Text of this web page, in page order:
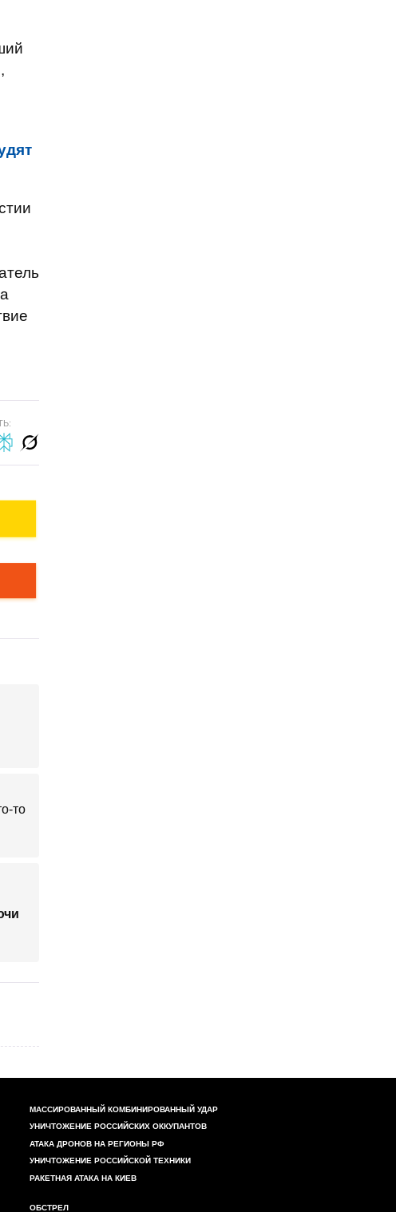
то
МАССИРОВАННЫЙ КОМБИНИРОВАННЫЙ УДАР
УНИЧТОЖЕНИЕ РОССИЙСКИХ ОККУПАНТОВ
АТАКА ДРОНОВ НА РЕГИОНЫ РФ
УНИЧТОЖЕНИЕ РОССИЙСКОЙ ТЕХНИКИ
РАКЕТНАЯ АТАКА НА КИЕВ
ОБСТРЕЛ